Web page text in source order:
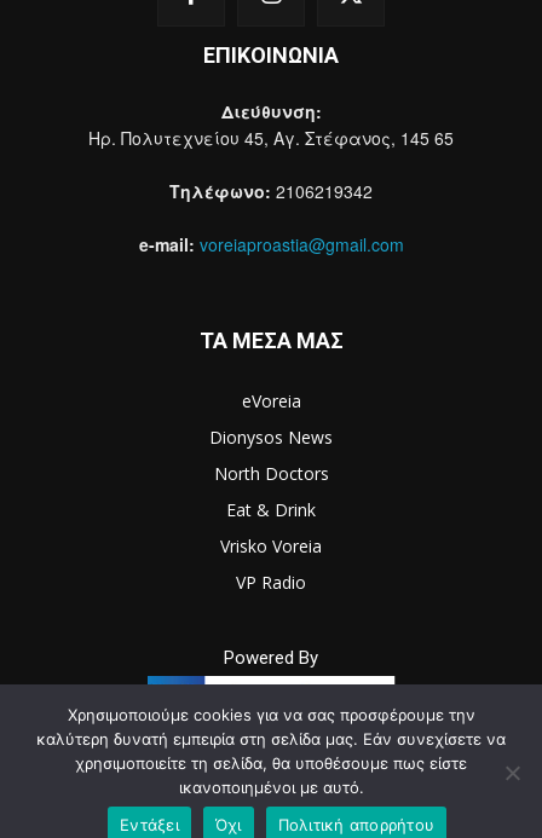
ΕΠΙΚΟΙΝΩΝΙΑ
Διεύθυνση:
Ηρ. Πολυτεχνείου 45, Αγ. Στέφανος, 145 65
Τηλέφωνο: 2106219342
e-mail: voreiaproastia@gmail.com
ΤΑ ΜΕΣΑ ΜΑΣ
eVoreia
Dionysos News
North Doctors
Eat & Drink
Vrisko Voreia
VP Radio
Powered By
© Newspaper WordPress Theme by TagDiv
Επικοινωνία Όροι Χρήσης & Πολιτική Απορρήτου Sitemap
Χρησιμοποιούμε cookies για να σας προσφέρουμε την
καλύτερη δυνατή εμπειρία στη σελίδα μας. Εάν συνεχίσετε να
χρησιμοποιείτε τη σελίδα, θα υποθέσουμε πως είστε
ικανοποιημένοι με αυτό.
Εντάξει
Όχι Πολιτική απορρήτου